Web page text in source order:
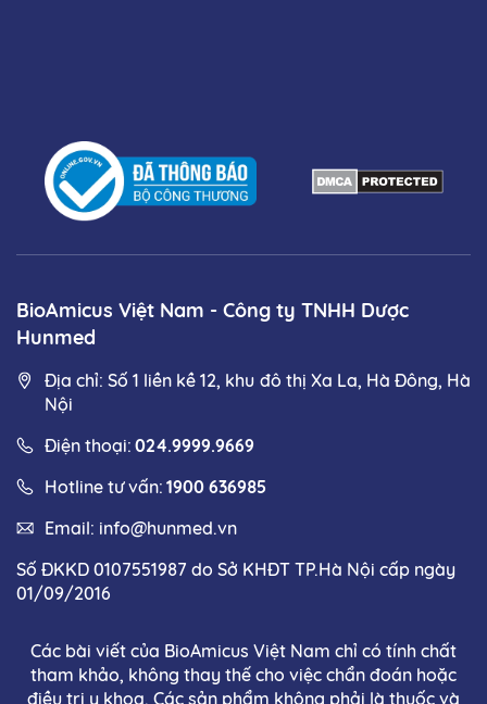
BioAmicus Việt Nam - Công ty TNHH Dược
Hunmed
Địa chỉ: Số 1 liền kề 12, khu đô thị Xa La, Hà Đông, Hà
Nội
Điện thoại: 024.9999.9669
Hotline tư vấn: 1900 636985
Email: info@hunmed.vn
Số ĐKKD 0107551987 do Sở KHĐT TP.Hà Nội cấp ngày
01/09/2016
Các bài viết của BioAmicus Việt Nam chỉ có tính chất
tham khảo, không thay thế cho việc chẩn đoán hoặc
điều trị y khoa. Các sản phẩm không phải là thuốc và